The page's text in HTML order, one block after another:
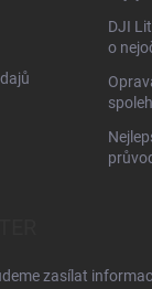
DJI
o
zasílat